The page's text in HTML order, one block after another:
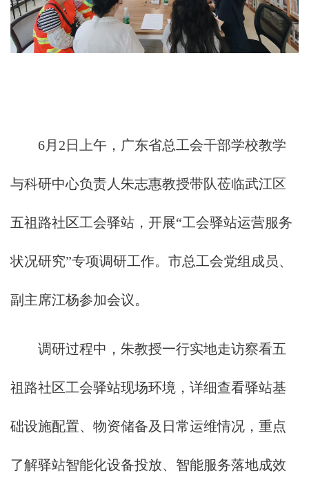
6月2日上午，广东省总工会干部学校教学
与科研中心负责人朱志惠教授带队莅临武江区
五祖路社区工会驿站，开展“工会驿站运营服务
状况研究”专项调研工作。市总工会党组成员、
副主席江杨参加会议。
调研过程中，朱教授一行实地走访察看五
祖路社区工会驿站现场环境，详细查看驿站基
础设施配置、物资储备及日常运维情况，重点
了解驿站智能化设备投放、智能服务落地成效